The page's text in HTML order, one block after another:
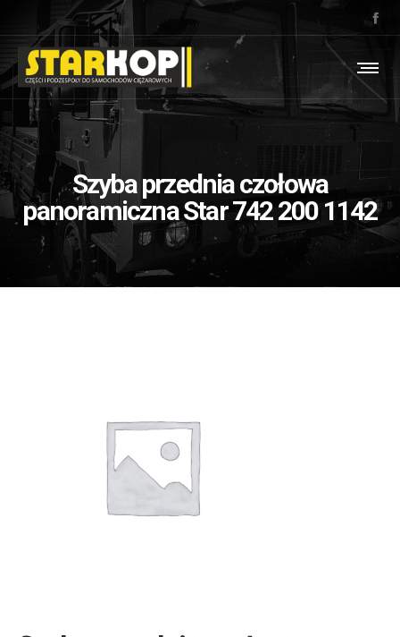
Szyba przednia czołowa
panoramiczna Star 742 200 1142